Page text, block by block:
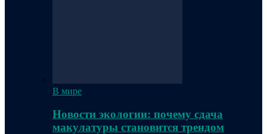
В мире
Новости экологии: почему сдача
макулатуры становится трендом